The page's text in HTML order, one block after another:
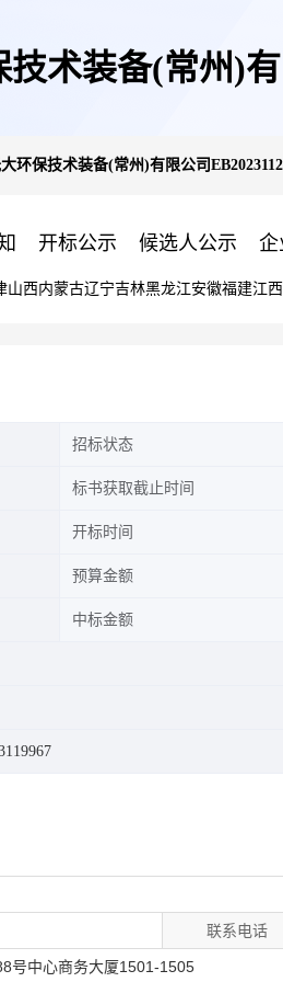
术装备(常州)
环保技术装备(常州)有限公司
开标公示 候选人公示 企
山西内蒙古辽宁吉林黑龙江安徽福建江西
招标状态
标书获取截止时间
开标时间
预算金额
中标金额
联系电话
号中心商务大厦1501-1505